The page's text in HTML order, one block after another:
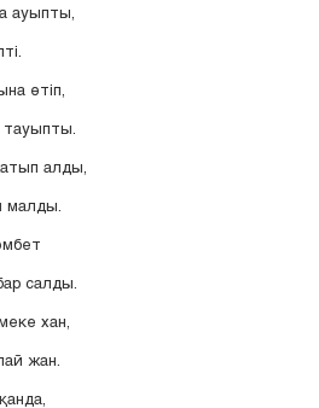
ауыпты,
өтіп,
алды,
малды.
салды.
хан,
жан.